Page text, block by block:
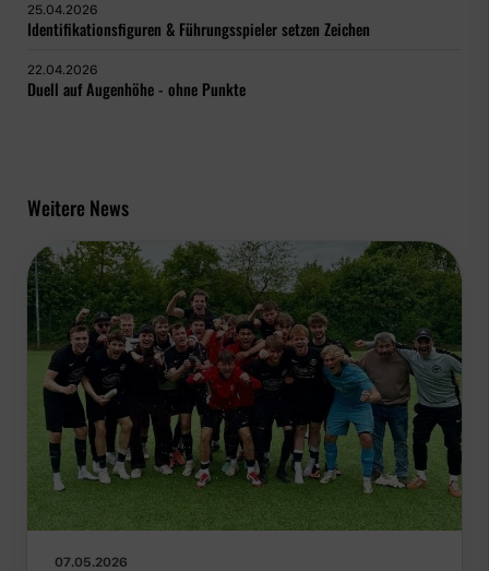
25.04.2026
Identifikationsfiguren & Führungsspieler setzen Zeichen
22.04.2026
Duell auf Augenhöhe - ohne Punkte
Weitere News
07.05.2026